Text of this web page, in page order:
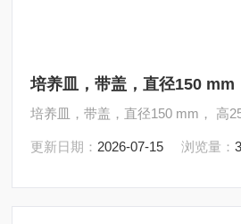
培养皿，带盖，直径150 mm
培养皿，带盖，直径150 mm， 高
更新日期： 2026-07-15 浏览量：